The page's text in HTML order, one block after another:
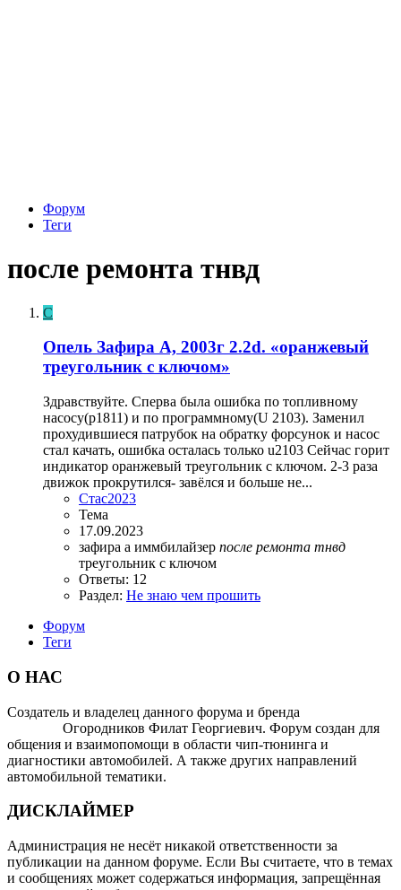
Форум
Теги
после ремонта тнвд
С
Опель Зафира А, 2003г 2.2d. «оранжевый
треугольник с ключом»
Здравствуйте. Сперва была ошибка по топливному
насосу(p1811) и по программному(U 2103). Заменил
прохудившиеся патрубок на обратку форсунок и насос
стал качать, ошибка осталась только u2103 Сейчас горит
индикатор оранжевый треугольник с ключом. 2-3 раза
движок прокрутился- завёлся и больше не...
Стас2023
Тема
17.09.2023
зафира а иммбилайзер после ремонта тнвд
треугольник с ключом
Ответы: 12
Раздел: Не знаю чем прошить
Форум
Теги
О НАС
Создатель и владелец данного форума и бренда
Огородников Филат Георгиевич. Форум создан для
общения и взаимопомощи в области чип-тюнинга и
диагностики автомобилей. А также других направлений
автомобильной тематики.
ДИСКЛАЙМЕР
Администрация не несёт никакой ответственности за
публикации на данном форуме. Если Вы считаете, что в темах
и сообщениях может содержаться информация, запрещённая